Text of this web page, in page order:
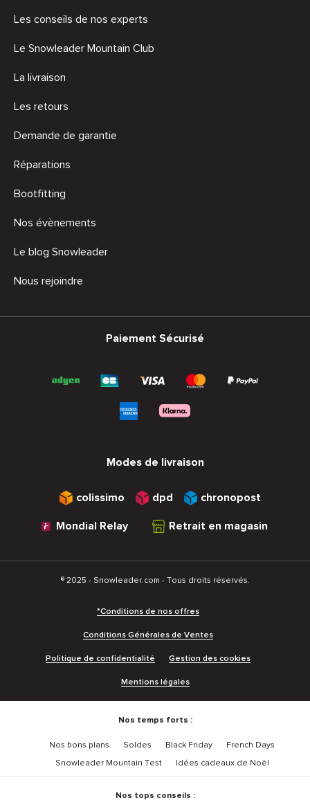
Les conseils de nos experts
Le Snowleader Mountain Club
La livraison
Les retours
Demande de garantie
Réparations
Bootfitting
Nos évènements
Le blog Snowleader
Nous rejoindre
Paiement Sécurisé
Modes de livraison
colissimo dpd chronopost
Mondial Relay Retrait en magasin
® 2025 - Snowleader.com - Tous droits réservés.
*Conditions de nos offres
Conditions Générales de Ventes
Politique de confidentialité Gestion des cookies
Mentions légales
Nos temps forts :
Nos bons plans Soldes Black Friday French Days
Snowleader Mountain Test Idées cadeaux de Noël
Nos tops conseils :